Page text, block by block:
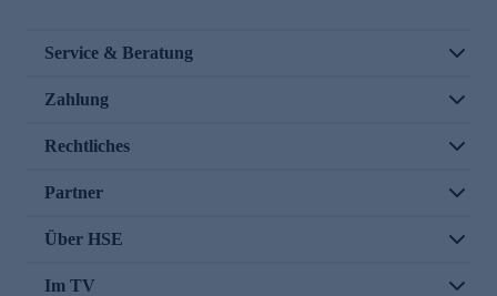
Service & Beratung
Zahlung
Rechtliches
Partner
Über HSE
Im TV